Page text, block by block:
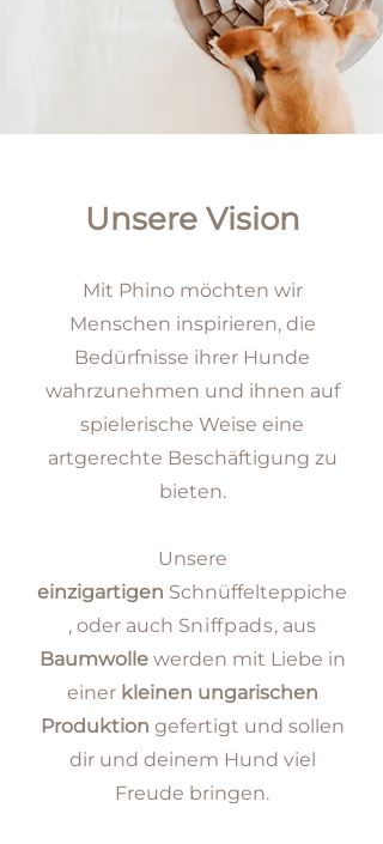
Unsere Vision
Mit Phino möchten wir
Menschen inspirieren, die
Bedürfnisse ihrer Hunde
wahrzunehmen und ihnen auf
spielerische Weise eine
artgerechte Beschäftigung zu
bieten.
Unsere
einzigartigen Schnüffelteppiche
, oder auch Sniffpads, aus
Baumwollewerden mit Liebe in
einer kleinen ungarischen
Produktion gefertigt und sollen
dir und deinem Hund vie
Freude bringen.